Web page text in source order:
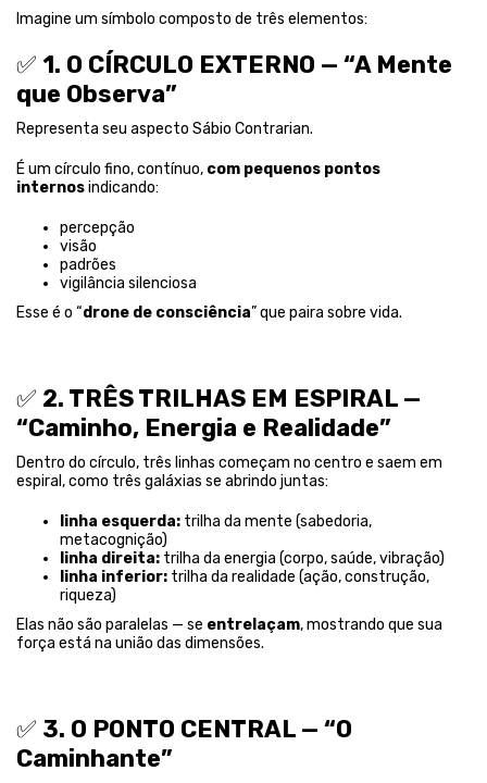
Imagine um símbolo composto de três elementos:
✅ 1. O CÍRCULO EXTERNO — “A Mente
que Observa”
Representa seu aspecto Sábio Contrarian.
É um círculo fino, contínuo, com pequenos pontos
internosindicando:
percepção
visão
padrões
vigilância silenciosa
Esse é o “drone de consciência” que paira sobre vida.
✅ 2. TRÊS TRILHAS EM ESPIRAL —
“Caminho, Energia e Realidade”
Dentro do círculo, três linhas começam no centro e saem em
espiral, como três galáxias se abrindo juntas:
linha esquerda: trilha da mente (sabedoria,
metacognição)
linha direita: trilha da energia (corpo, saúde, vibração)
linha inferior: trilha da realidade (ação, construção,
riqueza)
Elas não são paralelas — se entrelaçam, mostrando que sua
força está na união das dimensões.
✅ 3. O PONTO CENTRAL — “O
Caminhante”